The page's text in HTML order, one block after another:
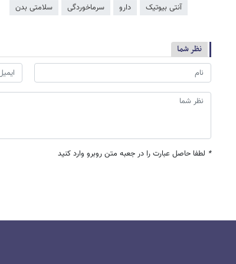
آنتی بیوتیک دارو سرماخوردگی سلامتی بدن
نظر شما
* لطفا حاصل عبارت را در جعبه متن روبرو وارد کنید